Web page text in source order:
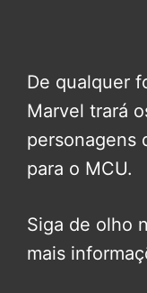
De qualquer
Marvel trará
personagens
para o MCU.
Siga de olho
mais